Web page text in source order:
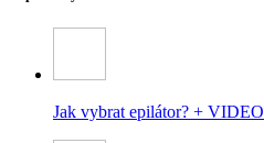
Jak vybrat epilátor? + VIDEO